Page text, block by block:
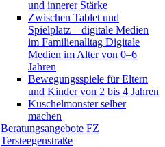
und innerer Stärke
Zwischen Tablet und
Spielplatz – digitale Medien
im Familienalltag Digitale
Medien im Alter von 0–6
Jahren
Bewegungsspiele für Eltern
und Kinder von 2 bis 4 Jahren
Kuschelmonster selber
machen
Beratungsangebote FZ
Tersteegenstraße